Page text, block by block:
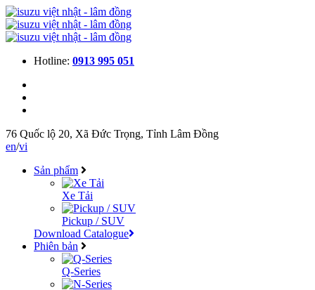
Hotline: 0913 995 051
76 Quốc lộ 20, Xã Đức Trọng, Tỉnh Lâm Đồng
en/vi
Sản phẩm
Xe Tải
Pickup / SUV
Download Catalogue
Phiên bản
Q-Series